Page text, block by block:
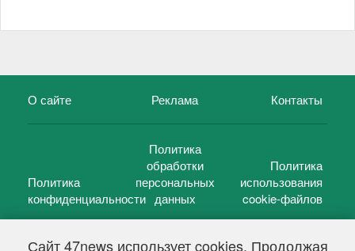
Сайт 47news использует cookies. Продолжая
О сайте Реклама Контакты
Политика
конфиденциальности
Политика
обработки
персональных
данных
Политика
использования
cookie-файлов